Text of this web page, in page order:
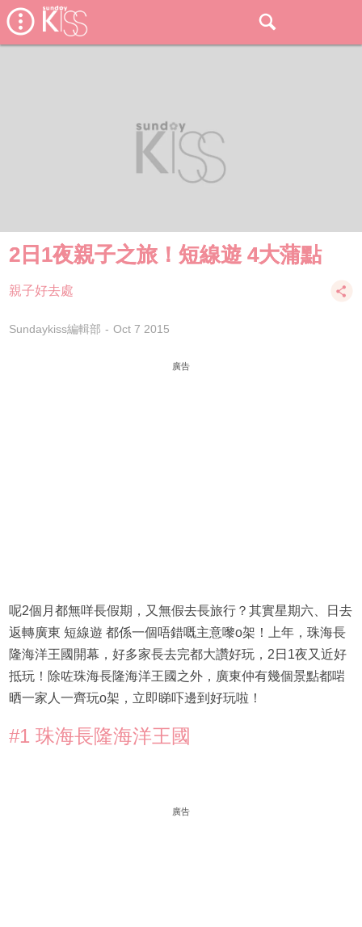
2日1夜親子之旅！短線遊 4大蒲點
親子好去處
Sundaykiss編輯部 Oct 7 2015
廣告
呢2個月都無咩長假期，又無假去長旅行？其實星期六、日去
返轉廣東 短線遊 都係一個唔錯嘅主意嚟o架！上年，珠海長
隆海洋王國開幕，好多家長去完都大讚好玩，2日1夜又近好
抵玩！除咗珠海長隆海洋王國之外，廣東仲有幾個景點都啱
晒一家人一齊玩o架，立即睇吓邊到好玩啦！
#1 珠海長隆海洋王國
廣告